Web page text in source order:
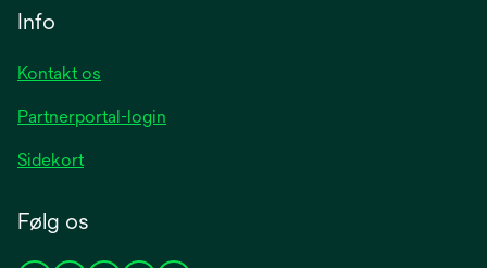
Info
Kontakt os
Partnerportal-login
Sidekort
Følg os